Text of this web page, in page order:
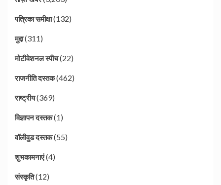
पत्रिका समीक्षा(132)
मुद्दा(311)
मोटीवेशनल स्पीच(22)
राजनीति दस्तक(462)
राष्ट्रीय(369)
विज्ञापन दस्तक(1)
वॉलीवुड दस्तक(55)
शुभकामनाएं(4)
संस्कृति(12)